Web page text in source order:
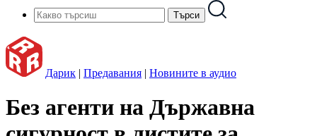
Дарик | Предавания | Новините в аудио
Без агенти на Държавна